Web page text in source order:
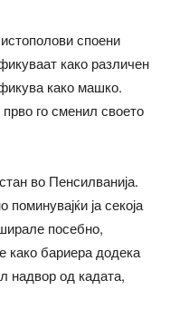
споени
како различен
како машко.
го сменил своето
во Пенсилванија.
ја секоја
посебно,
како бариера додека
надвор од кадата,